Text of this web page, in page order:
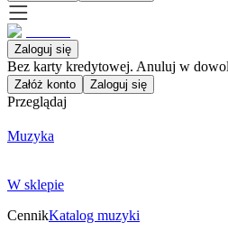
Zaloguj się
Bez karty kredytowej. Anuluj w
Załóż konto Zaloguj się
Przeglądaj
Muzyka
W sklepie
CennikKatalog muzyki